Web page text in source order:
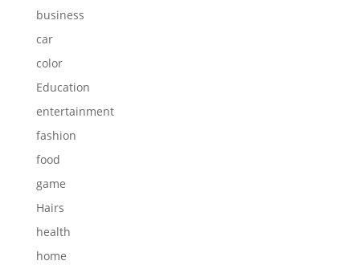
business
car
color
Education
entertainment
fashion
food
game
Hairs
health
home